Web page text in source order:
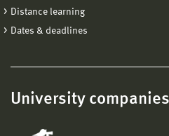
Distance learning
Dates & deadlines
University companies